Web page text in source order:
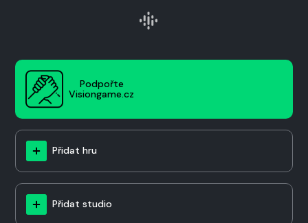
Podpořte
Visiongame.cz
Přidat hru
Přidat studio